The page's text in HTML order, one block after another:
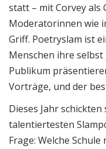
statt – mit Corvey als
Moderatorinnen wie
Griff. Poetryslam ist
Menschen ihre
Publikum
Vorträge, und der
Dieses Jahr
talentiertesten
Frage: Welche